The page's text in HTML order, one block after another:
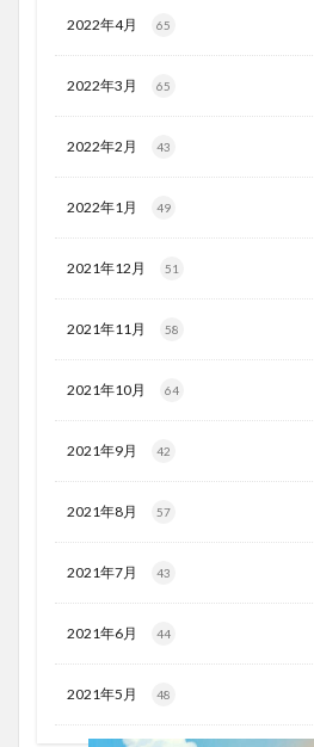
2022年4月 65
2022年3月 65
2022年2月 43
2022年1月 49
2021年12月 51
2021年11月 58
2021年10月 64
2021年9月 42
2021年8月 57
2021年7月 43
2021年6月 44
2021年5月 48